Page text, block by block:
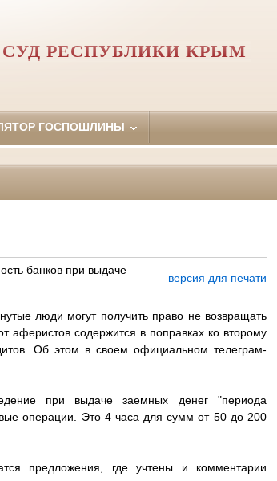
РЕСПУБЛИКИ КРЫМ
ГОСПОШЛИНЫ
банков при выдаче
версия для печати
люди могут получить право не возвращать
содержится в поправках ко второму
Об этом в своем официальном телеграм-
при выдаче заемных денег "периода
операции. Это 4 часа для сумм от 50 до 200
предложения, где учтены и комментарии